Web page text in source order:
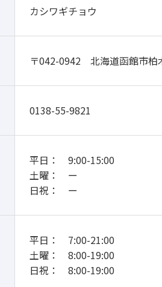
カシワギチョウ
〒042-0942 北海道函館市柏
0138-55-9821
平日： 9:00-15:00
土曜： ー
日祝： ー
平日： 7:00-21:00
土曜： 8:00-19:00
日祝： 8:00-19:00